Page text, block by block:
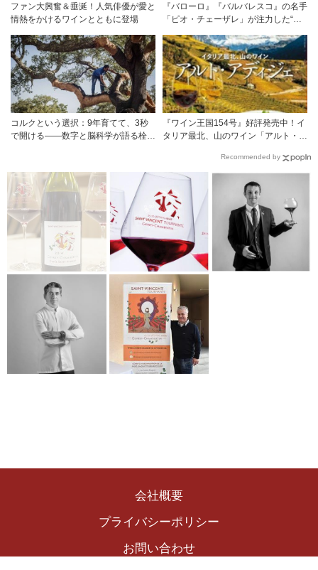
ファン大興奮＆垂涎！人気俳優が愛と
情熱をかけるワインとともに登場
『バローロ』『バルバレスコ』の名手
「ピオ・チェーザレ」が注力した“シ
リーズ！
コルクという選択：9年育てて、3秒
で開ける——数字と脳科学が語る栓の
『ワイン王国154号』好評発売中！イ
タリア最北、山のワイン「アルト・ア
するシャンパーニュ」第二特集「この
夏の主役！ ナチュラルなロゼワイ
ン」
Recommended by
会社概要
プライバシーポリシー
お問い合わせ